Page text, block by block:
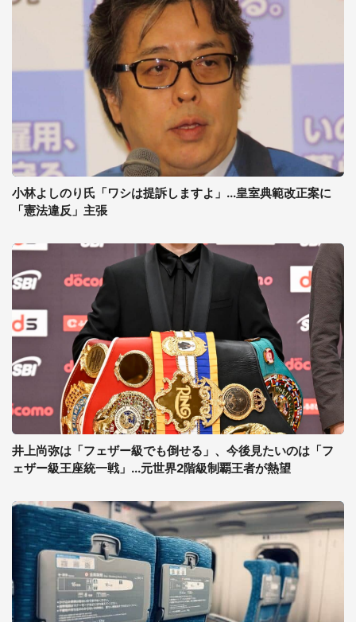
小林よしのり氏「ワシは提訴しますよ」...皇室典範改正案に
「憲法違反」主張
井上尚弥は「フェザー級でも倒せる」、今後見たいのは「フ
ェザー級王座統一戦」...元世界2階級制覇王者が熱望